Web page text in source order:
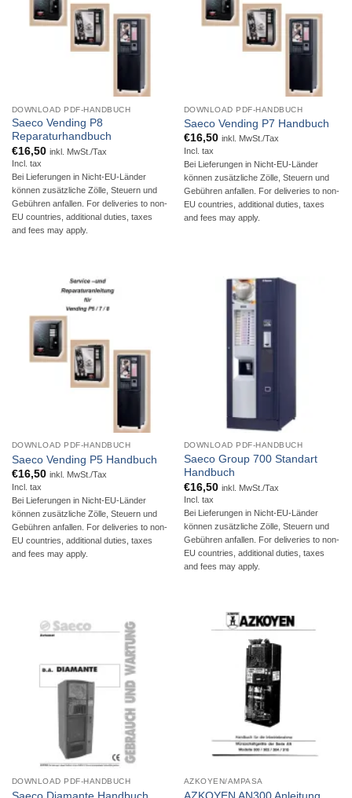
DOWNLOAD PDF-HANDBUCH
Saeco Vending P8
Reparaturhandbuch
€16,50 inkl. MwSt./Tax
Incl. tax
Bei Lieferungen in Nicht-EU-Länder
können zusätzliche Zölle, Steuern und
Gebühren anfallen. For deliveries to non-
EU countries, additional duties, taxes
and fees may apply.
DOWNLOAD PDF-HANDBUCH
Saeco Vending P7 Handbuch
€16,50 inkl. MwSt./Tax
Incl. tax
Bei Lieferungen in Nicht-EU-Länder
können zusätzliche Zölle, Steuern und
Gebühren anfallen. For deliveries to non-
EU countries, additional duties, taxes
and fees may apply.
DOWNLOAD PDF-HANDBUCH
Saeco Vending P5 Handbuch
€16,50 inkl. MwSt./Tax
Incl. tax
Bei Lieferungen in Nicht-EU-Länder
können zusätzliche Zölle, Steuern und
Gebühren anfallen. For deliveries to non-
EU countries, additional duties, taxes
and fees may apply.
DOWNLOAD PDF-HANDBUCH
Saeco Group 700 Standart
Handbuch
€16,50 inkl. MwSt./Tax
Incl. tax
Bei Lieferungen in Nicht-EU-Länder
können zusätzliche Zölle, Steuern und
Gebühren anfallen. For deliveries to non-
EU countries, additional duties, taxes
and fees may apply.
DOWNLOAD PDF-HANDBUCH AZKOYEN/AMPASA